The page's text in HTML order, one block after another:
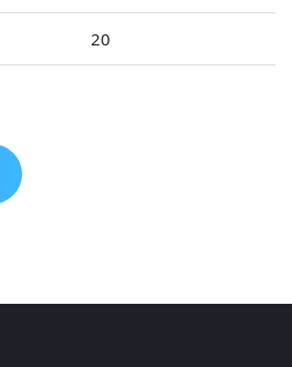
20